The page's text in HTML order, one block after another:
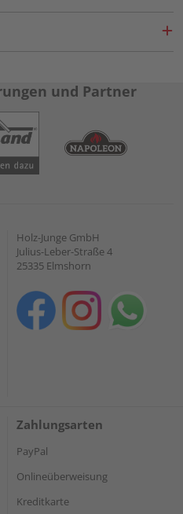
und Partner
Holz-Junge GmbH
Julius-Leber-Straße 4
25335 Elmshorn
Zahlungsarten
PayPal
Onlineüberweisung
Kreditkarte